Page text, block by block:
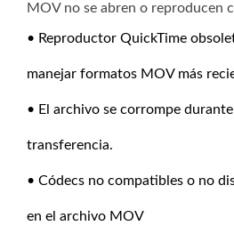
MOV no se abren o reproducen
• Reproductor QuickTime
manejar formatos MOV más
• El archivo se corrompe
transferencia.
• Códecs no compatibles o no
en el archivo MOV